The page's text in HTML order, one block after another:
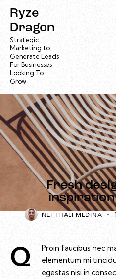
Ryze
Dragon
Strategic
Marketing to
Generate Leads
For Businesses
Looking To
Grow
DESIGN
Fresh
NEFTHALI MEDINA
Q
Proin faucibus nec
elementum mi
egestas nisi in